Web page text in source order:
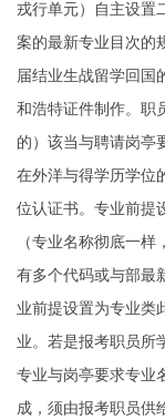
戎行单元）自主设置
案的最新专业目次的
届结业生战留学回国
和浩特证件制作。职
的）该当与聘请岗亭
在外洋与得学历学位
位认证书。专业前提
（专业名称彻底一
有多个代码或与部最
业前提设置为专业类
业。若是报考职员所
专业与岗亭要求专业
成，须由报考职员供